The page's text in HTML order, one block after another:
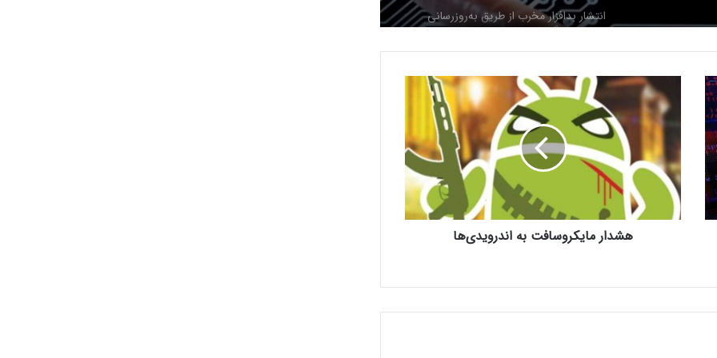
انتشار بدافزار مخرب از طریق به‌روزرسانی
جعلی مرورگرها
بدافزار خطرناکی که اطلاعات گوشی‌های
اندرویدی را سرقت می‌کند
شناسایی بدافزاری که به سیستم‌های کنترل
صنعتی حمله می‌کنند
بدافزاری که با پوشش تبلیغ در گوگل‌پلی
جولان می‌دهد!
ر
م
ا
ی
ک
ا
هشدار مایکروسافت به اندرویدی‌ها